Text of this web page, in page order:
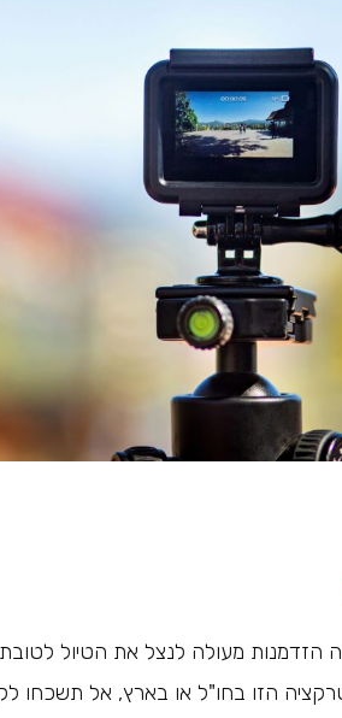
הזדמנות מעולה לנצל את הטיול
הזו בחו"ל או בארץ, אל